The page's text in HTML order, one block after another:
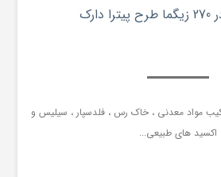
مواد معدنی ، خاک رس ، فلدسپار ، سیلیس و
اکسید های طبیعی...